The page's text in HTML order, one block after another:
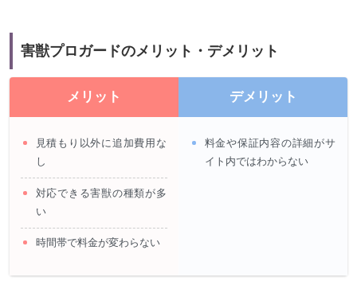
害獣プロガードのメリット・デメリット
メリット
見積もり以外に追加費用な
し
対応できる害獣の種類が多
い
時間帯で料金が変わらない
デメリット
料金や保証内容の詳細がサ
イト内ではわからない